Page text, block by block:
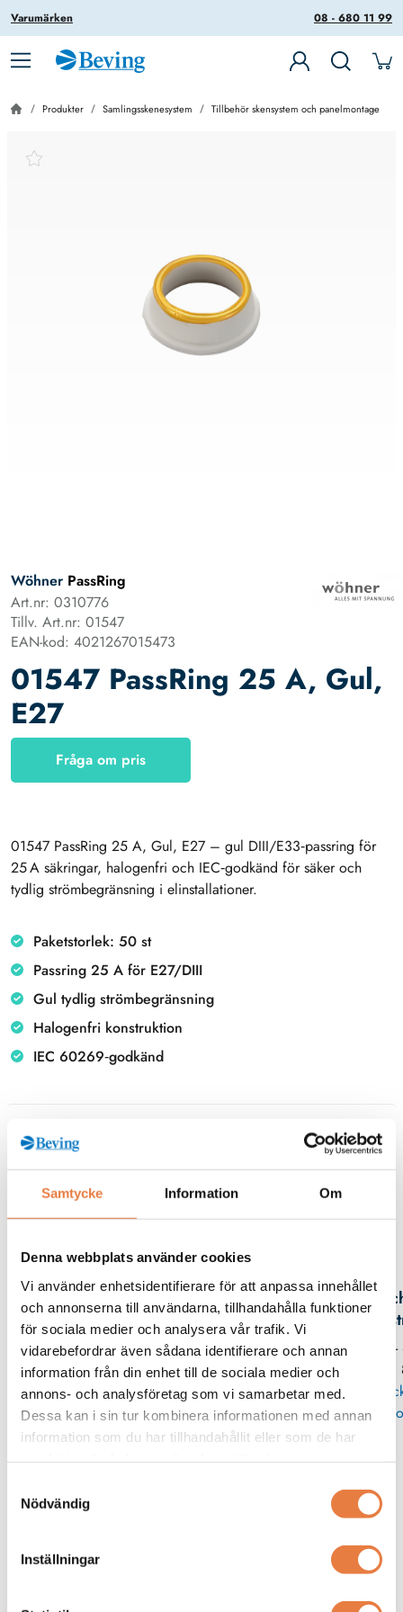
Samtycke Information Om
Denna webbplats använder cookies
Vi använder enhetsidentifierare för att anpassa innehållet
och annonserna till användarna, tillhandahålla funktioner
för sociala medier och analysera vår trafik. Vi
vidarebefordrar även sådana identifierare och annan
information från din enhet till de sociala medier och
annons- och analysföretag som vi samarbetar med.
Dessa kan i sin tur kombinera informationen med annan
information som du har tillhandahållit eller som de har
Nödvändig
Inställningar
08 - 680 11 99
Varumärken
Produkter Samlingsskenesystem Tillbehör skensystem och panelmontage
Wöhner PassRing
Art.nr: 0310776
Tillv. Art.nr: 01547
EAN-kod: 4021267015473
01547 PassRing 25 A, Gul,
E27
Fråga om pris
01547 PassRing 25 A, Gul, E27 – gul DIII/E33‑passring för
25 A säkringar, halogenfri och IEC‑godkänd för säker och
tydlig strömbegränsning i elinstallationer.
Paketstorlek: 50 st
Passring 25 A för E27/DIII
Gul tydlig strömbegränsning
Halogenfri konstruktion
IEC 60269‑godkänd
Filer
Kontaktperson
08
Tillbehör skensystem och panelmontage
Wöhner
600VAC, Class J 27x60